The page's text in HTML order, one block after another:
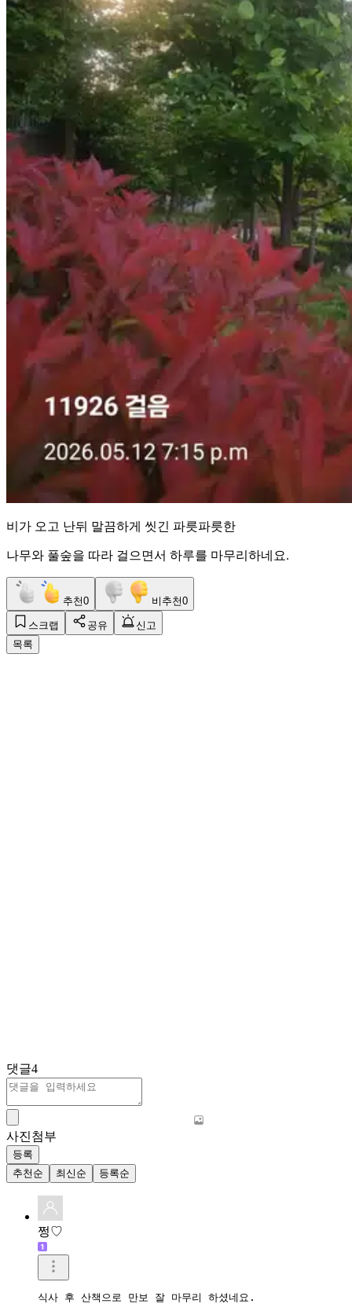
비가 오고 난뒤 말끔하게 씻긴 파릇파릇한
나무와 풀숲을 따라 걸으면서 하루를 마무리하네요.
추천0 비추천0
스크랩 공유
신고
목록
댓글4
사진첨부
등록
추천순
최신순 등록순
쩡♡
식사 후 산책으로 만보 잘 마무리 하셨네요.